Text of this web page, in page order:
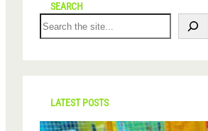
SEARCH
S
e
r
c
LATEST POSTS